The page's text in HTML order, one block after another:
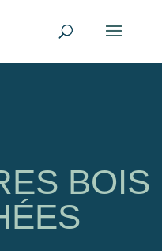
BOIS